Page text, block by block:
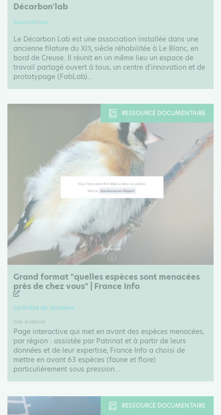
Décarbon'lab
Association
Le Décarbon Lab est une association installée dans une
ancienne filature du XIX᷊ siècle réhabilitée à Le Blanc, en
bord de Creuse. Il réunit en un même lieu un espace de
travail partagé ouvert à tous, un centre d'innovation et de
prototypage (FabLab)...
RESSOURCE DOCUMENTAIRE
Grand format "quelles espèces sont menacées
près de chez vous" | France Info
Synthèse de données
Site externe
Page interactive qui met en avant des espèces menacées,
par région : assistée par Patrinat et à partir de leurs
données et de leur expertise, France Info a choisi de
mettre en avant 63 espèces (faune et flore)
particulièrement sous pression...
RESSOURCE DOCUMENTAIRE